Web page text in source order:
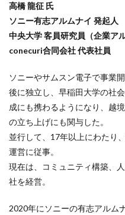
高橋 龍征 氏
ソニー有志アルムナイ 発起人
中央大学 客員研究員（企業ア
conecuri合同会社 代表社員
ソニーやサムスン電子で事業
後に独立し、早稲田大学の社
成にも携わるようになり、越
の立ち上げにも関与した。
並行して、17年以上にわたり
運営に従事。
現在は、コミュニティ構築、
社を経営。
2020年にソニーの有志アルム